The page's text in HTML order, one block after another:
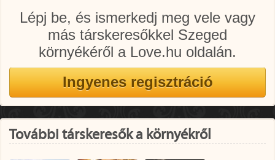
Lépj be, és ismerkedj meg vele vagy
más társkeresőkkel Szeged
környékéről a Love.hu oldalán.
További társkeresők a környékről